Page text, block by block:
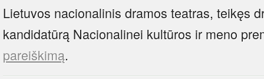
Lietuvos nacionalinis dramos teatras, teikęs
kandidatūrą Nacionalinei kultūros ir meno
pareiškimą.